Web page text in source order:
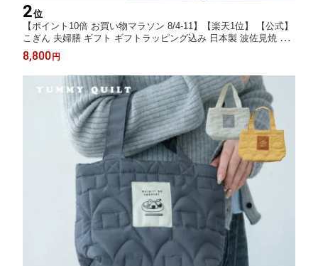
2位
【ポイント10倍 お買い物マラソン 8/4-11】【楽天1位】 【公式】
こぎん 夫婦膳 ギフト ギフトラッピング込み 日本製 波佐見焼 陶
器 食器セット 夫婦茶碗 汁椀 プラスチック 夫婦箸 天然木 食洗機
対応 電子レンジ対応 タブウェア CDF etendue ビスク
8,800円